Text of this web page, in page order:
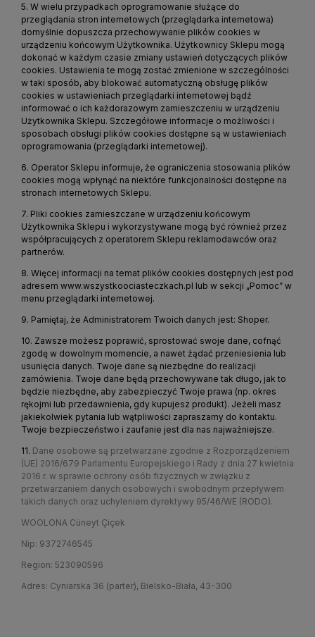
5. W wielu przypadkach oprogramowanie służące do
przeglądania stron internetowych (przeglądarka internetowa)
domyślnie dopuszcza przechowywanie plików cookies w
urządzeniu końcowym Użytkownika. Użytkownicy Sklepu mogą
dokonać w każdym czasie zmiany ustawień dotyczących plików
cookies. Ustawienia te mogą zostać zmienione w szczególności
w taki sposób, aby blokować automatyczną obsługę plików
cookies w ustawieniach przeglądarki internetowej bądź
informować o ich każdorazowym zamieszczeniu w urządzeniu
Użytkownika Sklepu. Szczegółowe informacje o możliwości i
sposobach obsługi plików cookies dostępne są w ustawieniach
oprogramowania (przeglądarki internetowej).
6. Operator Sklepu informuje, że ograniczenia stosowania plików
cookies mogą wpłynąć na niektóre funkcjonalności dostępne na
stronach internetowych Sklepu.
7. Pliki cookies zamieszczane w urządzeniu końcowym
Użytkownika Sklepu i wykorzystywane mogą być również przez
współpracujących z operatorem Sklepu reklamodawców oraz
partnerów.
8. Więcej informacji na temat plików cookies dostępnych jest pod
adresem www.wszystkoociasteczkach.pl lub w sekcji „Pomoc” w
menu przeglądarki internetowej.
9. Pamiętaj, że Administratorem Twoich danych jest: Shoper.
10. Zawsze możesz poprawić, sprostować swoje dane, cofnąć
zgodę w dowolnym momencie, a nawet żądać przeniesienia lub
usunięcia danych. Twoje dane są niezbędne do realizacji
zamówienia. Twoje dane będą przechowywane tak długo, jak to
będzie niezbędne, aby zabezpieczyć Twoje prawa (np. okres
rękojmi lub przedawnienia, gdy kupujesz produkt). Jeżeli masz
jakiekolwiek pytania lub wątpliwości zapraszamy do kontaktu.
Twoje bezpieczeństwo i zaufanie jest dla nas najważniejsze.
11. Dane osobowe są przetwarzane zgodnie z Rozporządzeniem
(UE) 2016/679 Parlamentu Europejskiego i Rady z dnia 27 kwietnia
2016 r. w sprawie ochrony osób fizycznych w związku z
przetwarzaniem danych osobowych i swobodnym przepływem
takich danych oraz uchyleniem dyrektywy 95/46/WE (RODO).
WOOLONA Cüneyt Çiçek
Nip: 9372746545
Region: 523090596
Adres: Cyniarska 36 (parter), Bielsko-Biała, 43-300